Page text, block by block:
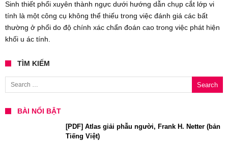
Sinh thiết phổi xuyên thành ngực dưới hướng dẫn chụp cắt lớp vi
tính là một công cụ không thể thiếu trong việc đánh giá các bất
thường ở phổi do độ chính xác chẩn đoán cao trong việc phát hiện
khối u ác tính.
TÌM KIẾM
Search for:
BÀI NỔI BẬT
[PDF] Atlas giải phẫu người, Frank H. Netter (bản
Tiếng Việt)